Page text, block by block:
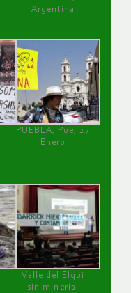
Argentina
PUEBLA, Pue, 27
Enero
Valle del Elqui
sin minería.